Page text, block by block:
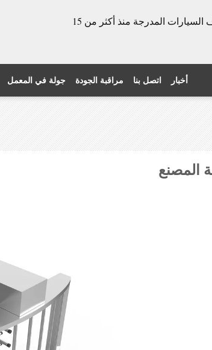
الشركة المصنعة للأبواب الدوارة وأجهزة وقوف السيارات المدرجة منذ أكثر من 15
جولة في المعمل مراقبة الجودة اتصل بنا أخبار